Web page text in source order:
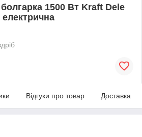
1500 Вт Kraft Dele
електрична
Відгуки про товар Доставка